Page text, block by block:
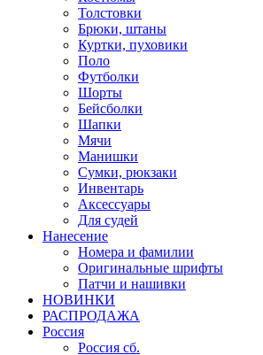
Толстовки
Брюки, штаны
Куртки, пуховики
Поло
Футболки
Шорты
Бейсболки
Шапки
Мячи
Манишки
Сумки, рюкзаки
Инвентарь
Аксессуары
Для судей
Нанесение
Номера и фамилии
Оригинальные шрифты
Патчи и нашивки
НОВИНКИ
РАСПРОДАЖА
Россия
Россия сб.